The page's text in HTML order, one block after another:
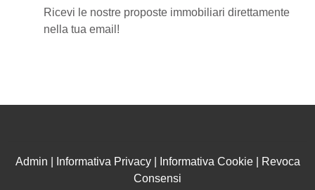
Ricevi le nostre proposte immobiliari direttamente
nella tua email!
Admin Informativa Privacy| Informativa Cookie|
Revoca
Consensi